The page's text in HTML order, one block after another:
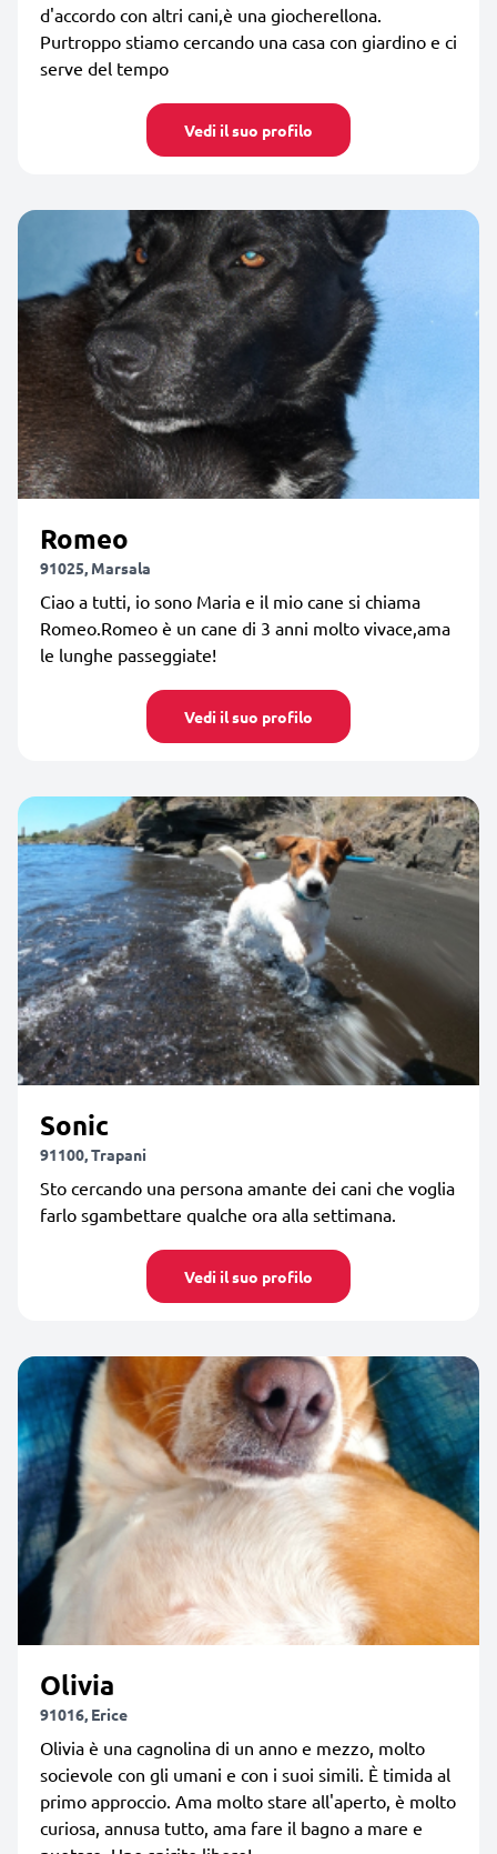
d'accordo con altri cani,è una giocherellona.
Purtroppo stiamo cercando una casa con giardino e ci
serve del tempo
Vedi il suo profilo
Romeo
91025, Marsala
Ciao a tutti, io sono Maria e il mio cane si chiama
Romeo.Romeo è un cane di 3 anni molto vivace,ama
le lunghe passeggiate!
Vedi il suo profilo
Sonic
91100, Trapani
Sto cercando una persona amante dei cani che voglia
farlo sgambettare qualche ora alla settimana.
Vedi il suo profilo
Olivia
91016, Erice
Olivia è una cagnolina di un anno e mezzo, molto
socievole con gli umani e con i suoi simili. È timida al
primo approccio. Ama molto stare all'aperto, è molto
curiosa, annusa tutto, ama fare il bagno a mare e